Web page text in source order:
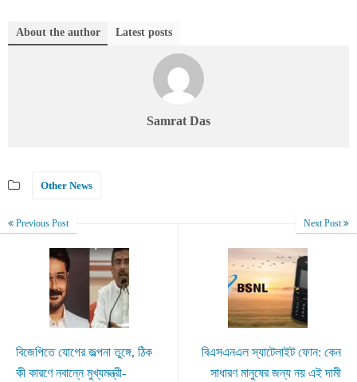
About the author Latest posts
Samrat Das
Other News
Previous Post
বিজেপিতে যোগের জল্পনা তুঙ্গে, ঠিক
কী কারণে নবান্নে মুখ্যমন্ত্রী-
Next Post
বিএসএনএল স্যাটেলাইট ফোন: কেন
সাধারণ মানুষের জন্য নয় এই দামী